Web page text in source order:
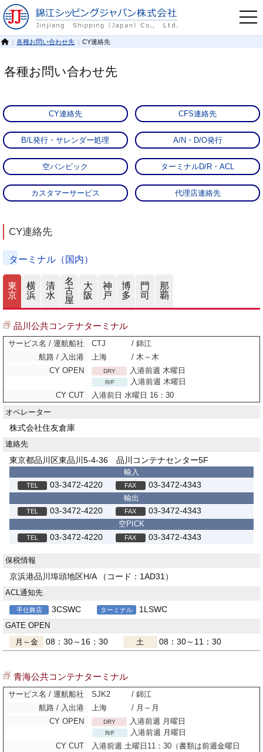
各種お問い合わせ先 CY連絡先
各種お問い合わせ先
CY連絡先 CFS連絡先
B/L発行・サレンダー処理 A/N・D/O発行
空バンピック ターミナルD/R・ACL
カスタマーサービス 代理店連絡先
CY連絡先
ターミナル（国内）
東
京
横
浜
清
水
名
古
屋
大
阪
神
戸
博
多
門
司
那
覇
品川公共コンテナターミナル
CTJ
/ 錦江
上海
/ 木～木
DRY 入港前週 木曜日
R/F
入港前週 木曜日
入港前日 水曜日 16：30
オペレーター
株式会社住友倉庫
連絡先
東京都品川区東品川5-4-36 品川コンテナセンター5F
輸入
03-3472-4220
03-3472-4343
輸出
03-3472-4220
03-3472-4343
空PICK
03-3472-4220
03-3472-4343
保税情報
京浜港品川埠頭地区H/A （コード：1AD31）
ACL通知先
手仕舞店 3CSWC ターミナル 1LSWC
GATE OPEN
月～金
08：30～16：30 土 08：30～11：30
青海公共コンテナターミナル
SJK2
/ 錦江
上海
/ 月～月
DRY 入港前週 月曜日
R/F
入港前週 月曜日
入港前週 土曜日11：30（書類は前週金曜日